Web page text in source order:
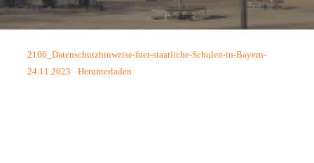
2106_Datenschutzhinweise-fuer-staatliche-Schulen-in-Bayern-
24.11.2023
Herunterladen